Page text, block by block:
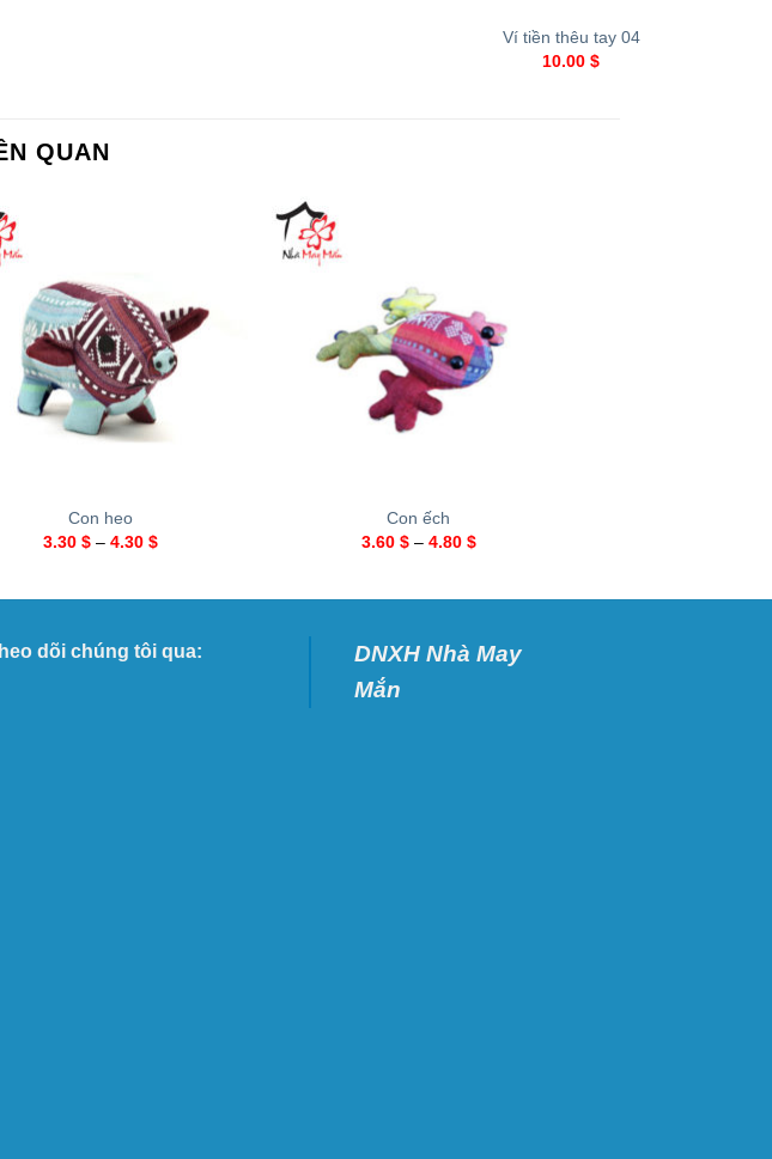
Ví tiền thêu tay 04
10.00 $
QUAN
Con heo
3.30 $– 4.30 $
Con ếch
3.60 $– 4.80 $
dõi chúng tôi qua:
DNXH Nhà May
Mắn